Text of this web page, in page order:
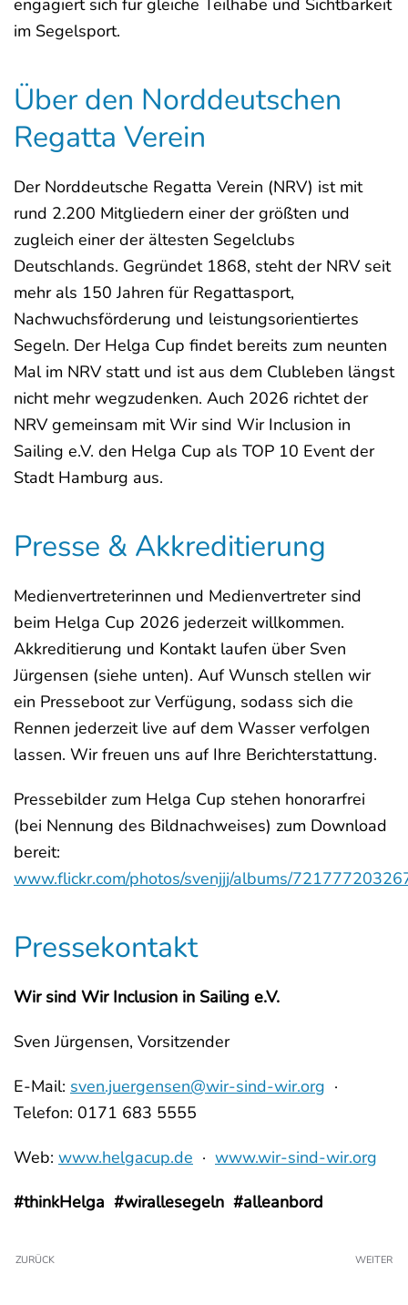
im Segelsport.
Über den Norddeutschen
Regatta Verein
Der Norddeutsche Regatta Verein (NRV) ist mit
rund 2.200 Mitgliedern einer der größten und
zugleich einer der ältesten Segelclubs
Deutschlands. Gegründet 1868, steht der NRV seit
mehr als 150 Jahren für Regattasport,
Nachwuchsförderung und leistungsorientiertes
Segeln. Der Helga Cup findet bereits zum neunten
Mal im NRV statt und ist aus dem Clubleben längst
nicht mehr wegzudenken. Auch 2026 richtet der
NRV gemeinsam mit Wir sind Wir Inclusion in
Sailing e.V. den Helga Cup als TOP 10 Event der
Stadt Hamburg aus.
Presse & Akkreditierung
Medienvertreterinnen und Medienvertreter sind
beim Helga Cup 2026 jederzeit willkommen.
Akkreditierung und Kontakt laufen über Sven
Jürgensen (siehe unten). Auf Wunsch stellen wir
ein Presseboot zur Verfügung, sodass sich die
Rennen jederzeit live auf dem Wasser verfolgen
lassen. Wir freuen uns auf Ihre Berichterstattung.
Pressebilder zum Helga Cup stehen honorarfrei
(bei Nennung des Bildnachweises) zum Download
bereit:
www.flickr.com/photos/svenjjj/albums/
Pressekontakt
Wir sind Wir Inclusion in Sailing e.V.
Sven Jürgensen, Vorsitzender
E-Mail: sven.juergensen@wir-sind-wir.org ·
Telefon: 0171 683 5555
Web: www.helgacup.de · www.wir-sind-wir.org
#thinkHelga #wirallesegeln #alleanbord
ZURÜCK WEITER